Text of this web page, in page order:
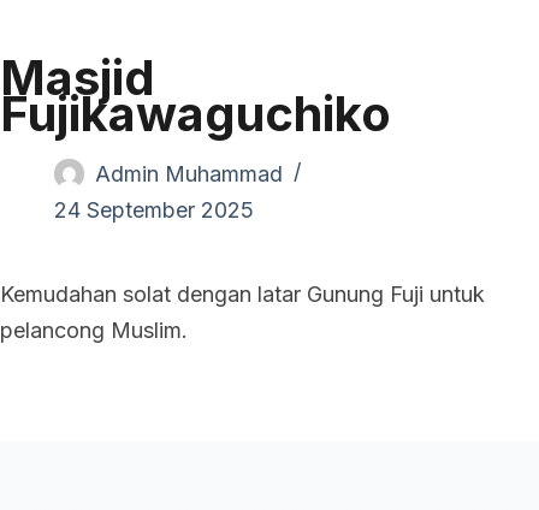
Masjid
Fujikawaguchiko
Admin Muhammad
24 September 2025
Kemudahan solat dengan latar Gunung Fuji untuk
pelancong Muslim.